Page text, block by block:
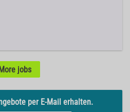
More jobs
per E-Mail erhalten.